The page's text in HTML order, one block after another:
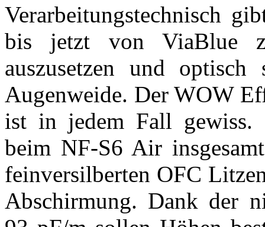
Verarbeitungstechnisch
bis jetzt von ViaBlue
auszusetzen und
Augenweide. Der WOW
ist in jedem Fall gewiss.
beim NF-S6 Air
feinversilberten OFC
Abschirmung. Dank der